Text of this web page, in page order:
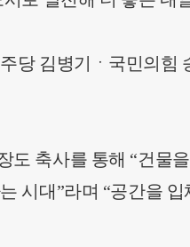
당 김병기ㆍ국민의
도 축사를 통해 “건물
시대”라며 “공간을